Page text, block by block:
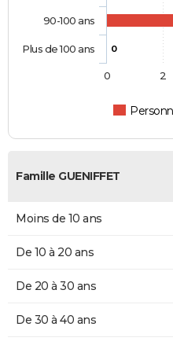
0
90-100 ans
Plus de 100 ans
0 2
Famille GUENIFFET
Moins de 10 ans
De 10 à 20 ans
De 20 à 30 ans
De 30 à 40 ans